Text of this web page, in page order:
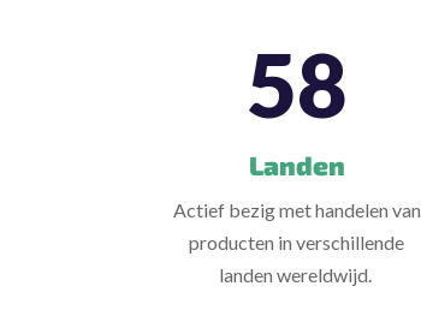
58
Landen
Actief bezig met handelen van
producten in verschillende
landen wereldwijd.